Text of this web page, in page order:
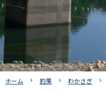
ホーム 釣果 わかさぎ